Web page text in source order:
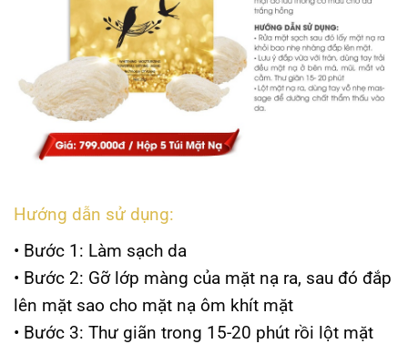
Hướng dẫn sử dụng:
• Bước 1: Làm sạch da
• Bước 2: Gỡ lớp màng của mặt nạ ra, sau đó đắp
lên mặt sao cho mặt nạ ôm khít mặt
• Bước 3: Thư giãn trong 15-20 phút rồi lột mặt